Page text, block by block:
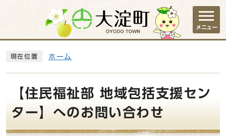
ページの先頭です
メニュー
現在位置 ホーム
【住民福祉部 地域包括支援セン
ター】へのお問い合わせ